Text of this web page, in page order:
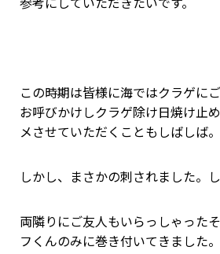
参考にしていただきたいです。
この時期は皆様に海ではクラゲに
お呼びかけしクラゲ除け日焼け止
メさせていただくこともしばしば。
しかし、まさかの刺されました。
両隣りにご友人もいらっしゃった
フくんのみに巻き付いてきました。